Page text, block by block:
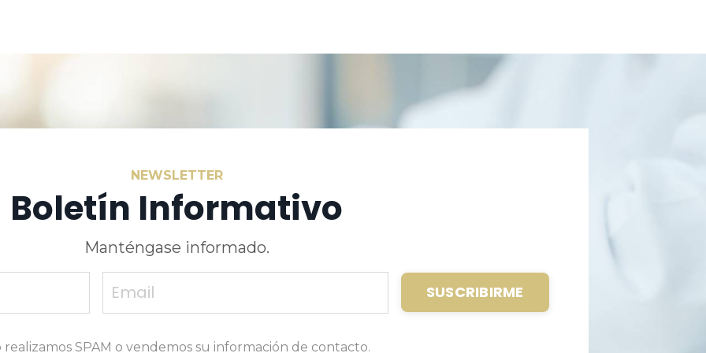
NEWSLETTER
Boletín Informativo
Manténgase informado.
SUSCRIBIRME
realizamos SPAM o vendemos su información de contacto.